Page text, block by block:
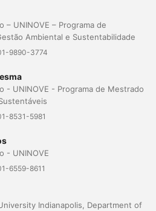
– UNINOVE – Programa de
Ambiental e Sustentabilidade
9890-3774
- UNINOVE - Programa de Mestrado
8531-5981
- UNINOVE
6559-8611
Indianapolis, Department of